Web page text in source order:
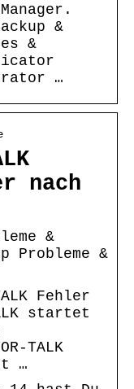
&
&
…
nach
&
Probleme &
Fehler
startet
TALK
…